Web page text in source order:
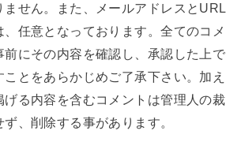
ません。また、メールアドレスとURL
任意となっております。全てのコメ
前にその内容を確認し、承認した上で
とをあらかじめご了承下さい。加え
げる内容を含むコメントは管理人の裁
、削除する事があります。